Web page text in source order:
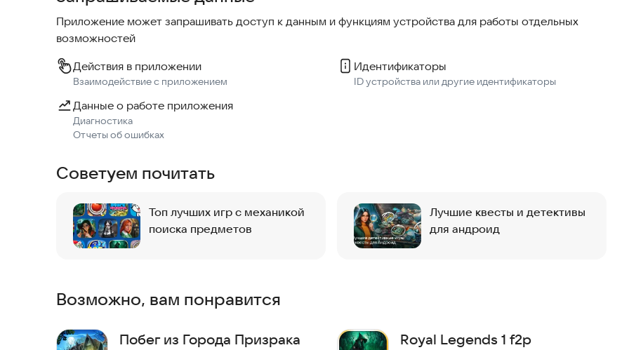
Скачайте игру Mystery Files: Hidden Objects - выбирайте любой понравившийся квест и играйте
бесплатно! Если вас интересуют бонусные материалы или нужна дополнительная помощь, вы можете
воспользоваться внутриигровым магазином.
-----
Еще больше игр на нашем веб-сайте:
Приложение может запрашивать доступ к данным и функциям устройства для работы отдельных
возможностей
Действия в приложении
Взаимодействие с приложением
Идентификаторы
ID устройства или другие идентификаторы
Данные о работе приложения
Диагностика
Отчеты об ошибках
Советуем почитать
Топ лучших игр с механикой
поиска предметов
Лучшие квесты и детективы
для андроид
Возможно, вам понравится
Побег из Города Призрака Royal Legends 1 f2p